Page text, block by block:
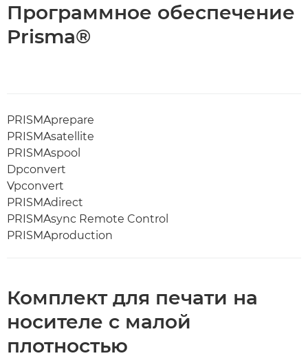
Программное обеспечение
Prisma®
PRISMAprepare
PRISMAsatellite
PRISMAspool
Dpconvert
Vpconvert
PRISMAdirect
PRISMAsync Remote Control
PRISMAproduction
Комплект для печати на
носителе с малой
плотностью